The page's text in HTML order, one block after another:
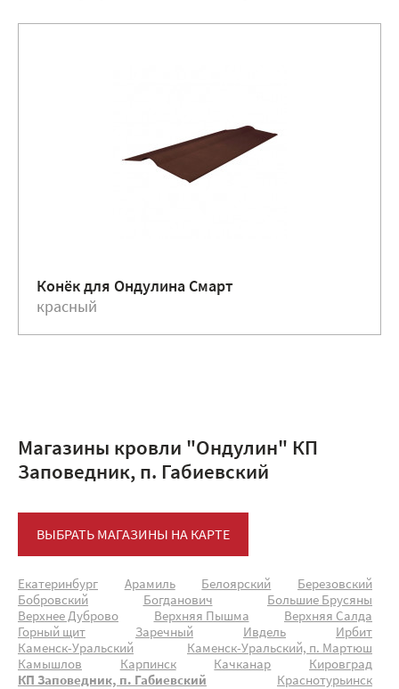
Конёк для Ондулина Смарт
красный
Магазины кровли "Ондулин" КП
Заповедник, п. Габиевский
ВЫБРАТЬ МАГАЗИНЫ НА КАРТЕ
Екатеринбург Арамиль Белоярский
Березовский
Бобровский
Богданович
Большие Брусяны
Верхнее Дуброво
Верхняя Пышма
Верхняя Салда
Горный щит
Заречный Ивдель
Ирбит
Каменск-Уральский
Каменск-Уральский, п. Мартюш
Камышлов
Карпинск Качканар
Кировград
КП Заповедник, п. Габиевский
Краснотурьинск